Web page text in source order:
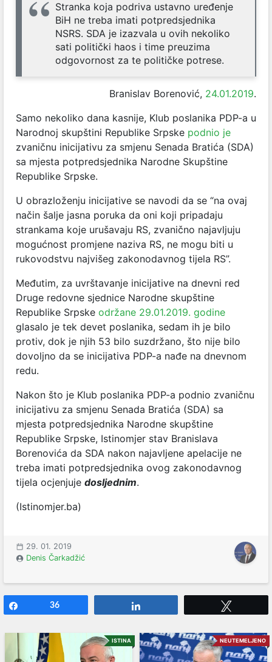
Stranka koja podriva ustavno uređenje
BiH ne treba imati potpredsjednika
NSRS. SDA je izazvala u ovih nekoliko
sati politički haos i time preuzima
odgovornost za te političke potrese.
Branislav Borenović, 24.01.2019.
Samo nekoliko dana kasnije, Klub poslanika PDP-a u
Narodnoj skupštini Republike Srpske podnio je
zvaničnu inicijativu za smjenu Senada Bratića (SDA)
sa mjesta potpredsjednika Narodne Skupštine
Republike Srpske.
U obrazloženju inicijative se navodi da se “na ovaj
način šalje jasna poruka da oni koji pripadaju
strankama koje urušavaju RS, zvanično najavljuju
mogućnost promjene naziva RS, ne mogu biti u
rukovodstvu najvišeg zakonodavnog tijela RS”.
Međutim, za uvrštavanje inicijative na dnevni red
Druge redovne sjednice Narodne skupštine
Republike Srpske održane 29.01.2019. godine
glasalo je tek devet poslanika, sedam ih je bilo
protiv, dok je njih 53 bilo suzdržano, što nije bilo
dovoljno da se inicijativa PDP-a nađe na dnevnom
redu.
Nakon što je Klub poslanika PDP-a podnio zvaničnu
inicijativu za smjenu Senada Bratića (SDA) sa
mjesta potpredsjednika Narodne skupštine
Republike Srpske, Istinomjer stav Branislava
Borenovića da SDA nakon najavljene apelacije ne
treba imati potpredsjednika ovog zakonodavnog
tijela ocjenjuje dosljednim.
(Istinomjer.ba)
29. 01. 2019
Denis Čarkadžić
36
ISTINA NEUTEMELJENO